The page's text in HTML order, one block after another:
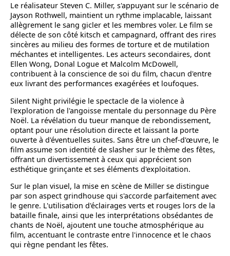
Le réalisateur Steven C. Miller, s'appuyant sur le scénario de
Jayson Rothwell, maintient un rythme implacable, laissant
allègrement le sang gicler et les membres voler. Le film se
délecte de son côté kitsch et campagnard, offrant des rires
sincères au milieu des formes de torture et de mutilation
méchantes et intelligentes. Les acteurs secondaires, dont
Ellen Wong, Donal Logue et Malcolm McDowell,
contribuent à la conscience de soi du film, chacun d'entre
eux livrant des performances exagérées et loufoques.
Silent Night privilégie le spectacle de la violence à
l'exploration de l'angoisse mentale du personnage du Père
Noël. La révélation du tueur manque de rebondissement,
optant pour une résolution directe et laissant la porte
ouverte à d'éventuelles suites. Sans être un chef-d'œuvre, le
film assume son identité de slasher sur le thème des fêtes,
offrant un divertissement à ceux qui apprécient son
esthétique grinçante et ses éléments d'exploitation.
Sur le plan visuel, la mise en scène de Miller se distingue
par son aspect grindhouse qui s'accorde parfaitement avec
le genre. L'utilisation d'éclairages verts et rouges lors de la
bataille finale, ainsi que les interprétations obsédantes de
chants de Noël, ajoutent une touche atmosphérique au
film, accentuant le contraste entre l'innocence et le chaos
qui règne pendant les fêtes.